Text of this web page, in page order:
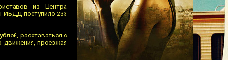
из Центра
поступило 233
расставаться с
движения, проезжая